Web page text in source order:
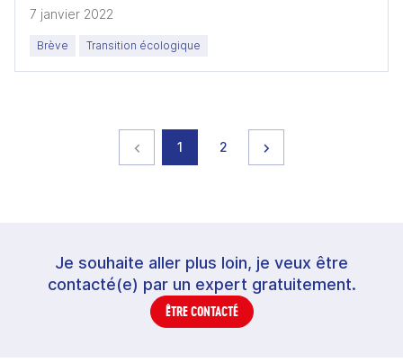
7 janvier 2022
Brève Transition écologique
Page précédente
page
1 page
2
Je souhaite aller plus loin, je veux être
contacté(e) par un expert gratuitement.
ÊTRE CONTACTÉ